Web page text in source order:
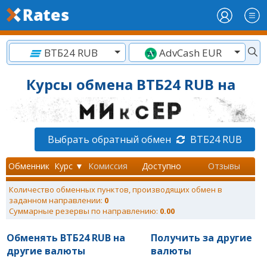
ВТБ24 RUB AdvCash EUR
Курсы обмена ВТБ24 RUB на
Выбрать обратный обмен ВТБ24 RUB
Обменник Курс ▼ Комиссия Доступно Отзывы
Количество обменных пунктов, производящих обмен в
заданном направлении: 0
Суммарные резервы по направлению: 0.00
Обменять ВТБ24 RUB на
другие валюты
Получить за другие
валюты